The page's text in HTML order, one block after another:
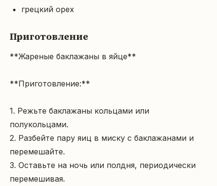
грецкий орех
Приготовление
**Жареные баклажаны в яйце**
**Приготовление:**
1. Режьте баклажаны кольцами или
полукольцами.
2. Разбейте пару яиц в миску с баклажанами и
перемешайте.
3. Оставьте на ночь или полдня, периодически
перемешивая.